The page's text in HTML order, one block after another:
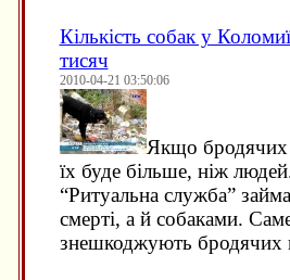
Кількість собак у
тисяч
2010-04-21 03:50:06
Якщо бродячих
їх буде більше, ніж
“Ритуальна служба”
смерті, а й собаками.
знешкоджують бродячих